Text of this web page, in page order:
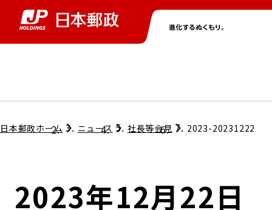
グループ情報トップ
株主・投資家情報トップ
ニューストップ
サステナビリティトップ
採用情報トップ
日本郵政ホーム ニュース 社長等会見 2023-20231222
2023年12月22日